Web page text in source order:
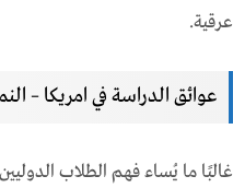
عرقية.
عوائق الدراسة في امريكا –
غالبًا ما يُساء فهم الطلاب